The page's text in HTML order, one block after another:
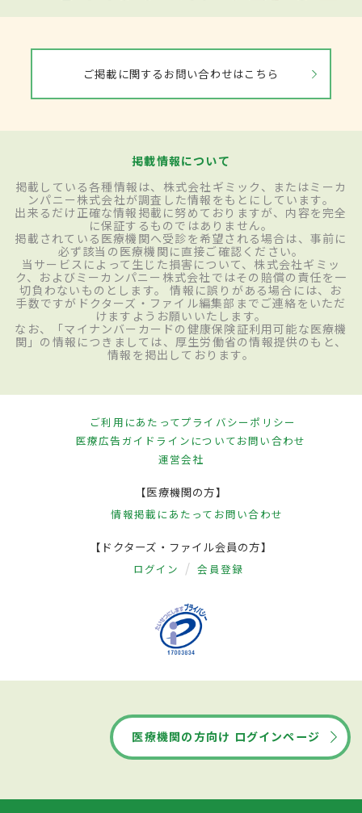
ご掲載に関するお問い合わせはこちら
掲載情報について
掲載している各種情報は、株式会社ギミック、またはミーカ
ンパニー株式会社が調査した情報をもとにしています。
出来るだけ正確な情報掲載に努めておりますが、内容を完全
に保証するものではありません。
掲載されている医療機関へ受診を希望される場合は、事前に
必ず該当の医療機関に直接ご確認ください。
当サービスによって生じた損害について、株式会社ギミッ
ク、およびミーカンパニー株式会社ではその賠償の責任を一
切負わないものとします。 情報に誤りがある場合には、お
手数ですがドクターズ・ファイル編集部までご連絡をいただ
けますようお願いいたします。
なお、「マイナンバーカードの健康保険証利用可能な医療機
関」の情報につきましては、厚生労働省の情報提供のもと、
情報を掲出しております。
ご利用にあたってプライバシーポリシー
医療広告ガイドラインについてお問い合わせ
運営会社
【医療機関の方】
情報掲載にあたって お問い合わせ
【ドクターズ・ファイル会員の方】
ログイン 会員登録
医療機関の方向け ログインページ